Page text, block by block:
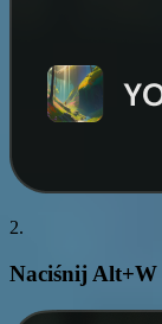
2.
Naciśnij Alt+W